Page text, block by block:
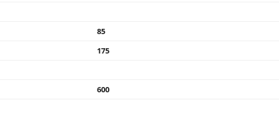
85
175
600